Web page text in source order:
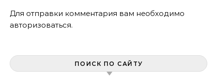
Для отправки комментария вам необходимо
авторизоваться.
ПОИСК ПО САЙТУ